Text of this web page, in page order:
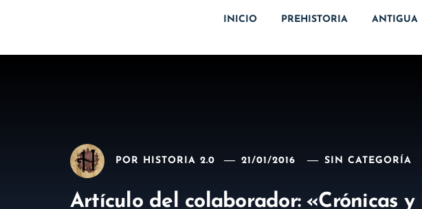
INICIO PREHISTORIA ANTIGUA
POR HISTORIA 2.0 21/01/2016 SIN CATEGORÍA
Artículo del colaborador: «Crónicas